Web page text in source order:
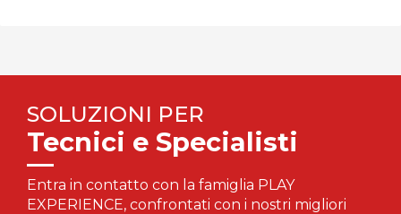
SOLUZIONI PER
Tecnici e Specialisti
Entra in contatto con la famiglia PLAY
EXPERIENCE, confrontati con i nostri migliori